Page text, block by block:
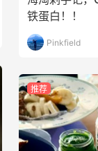
铁蛋白！！
Pinkfield
推荐